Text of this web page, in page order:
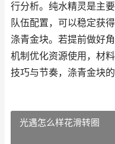
行分析。纯水精灵是主
队伍配置，可以稳定获
涤青金块。若提前做好
机制优化资源使用，材
技巧与节奏，涤青金块的
光遇怎么样花滑转圈